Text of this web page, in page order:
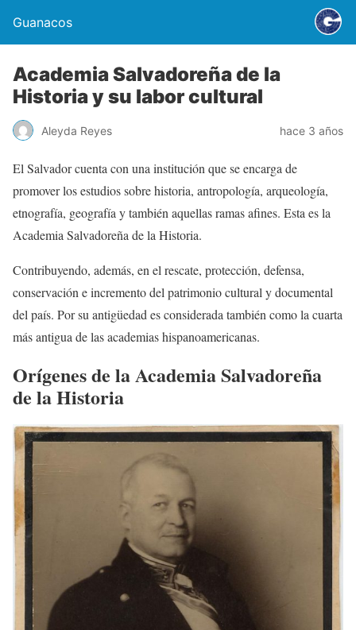
Guanacos
Academia Salvadoreña de la
Historia y su labor cultural
Aleyda Reyes hace 3 años
El Salvador cuenta con una institución que se encarga de
promover los estudios sobre historia, antropología, arqueología,
etnografía, geografía y también aquellas ramas afines. Esta es la
Academia Salvadoreña de la Historia.
Contribuyendo, además, en el rescate, protección, defensa,
conservación e incremento del patrimonio cultural y documental
del país. Por su antigüedad es considerada también como la cuarta
más antigua de las academias hispanoamericanas.
Orígenes de la Academia Salvadoreña
de la Historia